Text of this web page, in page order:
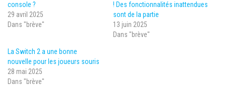
console ?
29 avril 2025
Dans "brève"
! Des fonctionnalités inattendues
sont de la partie
13 juin 2025
Dans "brève"
La Switch 2 a une bonne
nouvelle pour les joueurs souris
28 mai 2025
Dans "brève"